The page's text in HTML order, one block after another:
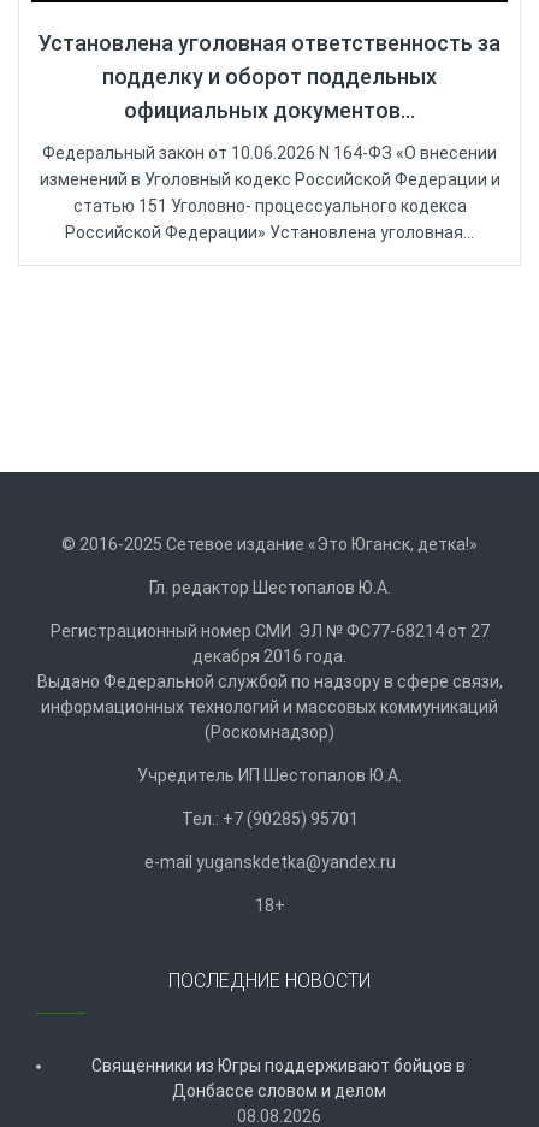
Установлена уголовная ответственность за
подделку и оборот поддельных
официальных документов...
Федеральный закон от 10.06.2026 N 164-ФЗ «О внесении
изменений в Уголовный кодекс Российской Федерации и
статью 151 Уголовно- процессуального кодекса
Российской Федерации» Установлена уголовная...
© 2016-2025 Сетевое издание «Это Юганск, детка!»
Гл. редактор Шестопалов Ю.А.
Регистрационный номер СМИ ЭЛ № ФС77-68214 от 27
декабря 2016 года.
Выдано Федеральной службой по надзору в сфере связи,
информационных технологий и массовых коммуникаций
(Роскомнадзор)
Учредитель ИП Шестопалов Ю.А.
Тел.: +7 (90285) 95701
e-mail yuganskdetka@yandex.ru
18+
ПОСЛЕДНИЕ НОВОСТИ
Священники из Югры поддерживают бойцов в
Донбассе словом и делом
08.08.2026